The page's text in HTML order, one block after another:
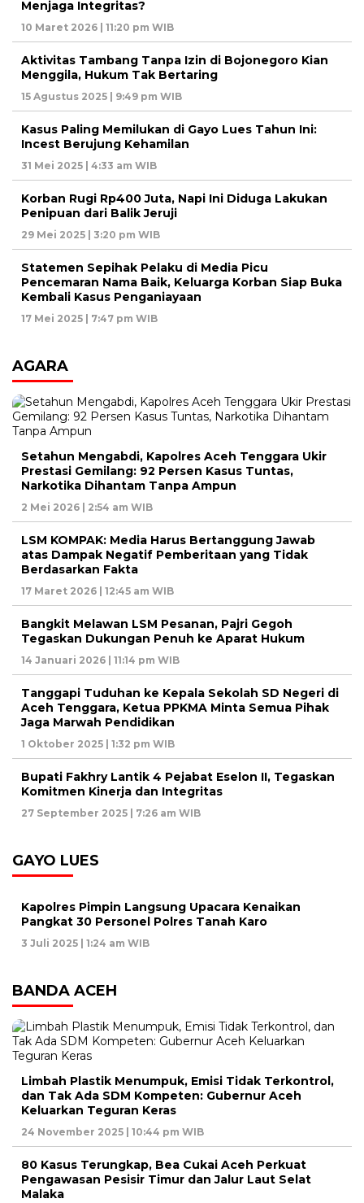
Menjaga Integritas?
10 Maret 2026 | 11:20 pm WIB
Aktivitas Tambang Tanpa Izin di Bojonegoro Kian
Menggila, Hukum Tak Bertaring
15 Agustus 2025 | 9:49 pm WIB
Kasus Paling Memilukan di Gayo Lues Tahun Ini:
Incest Berujung Kehamilan
31 Mei 2025 | 4:33 am WIB
Korban Rugi Rp400 Juta, Napi Ini Diduga Lakukan
Penipuan dari Balik Jeruji
29 Mei 2025 | 3:20 pm WIB
Statemen Sepihak Pelaku di Media Picu
Pencemaran Nama Baik, Keluarga Korban Siap Buka
Kembali Kasus Penganiayaan
17 Mei 2025 | 7:47 pm WIB
AGARA
Setahun Mengabdi, Kapolres Aceh Tenggara Ukir
Prestasi Gemilang: 92 Persen Kasus Tuntas,
Narkotika Dihantam Tanpa Ampun
2 Mei 2026 | 2:54 am WIB
LSM KOMPAK: Media Harus Bertanggung Jawab
atas Dampak Negatif Pemberitaan yang Tidak
Berdasarkan Fakta
17 Maret 2026 | 12:45 am WIB
Bangkit Melawan LSM Pesanan, Pajri Gegoh
Tegaskan Dukungan Penuh ke Aparat Hukum
14 Januari 2026 | 11:14 pm WIB
Tanggapi Tuduhan ke Kepala Sekolah SD Negeri di
Aceh Tenggara, Ketua PPKMA Minta Semua Pihak
Jaga Marwah Pendidikan
1 Oktober 2025 | 1:32 pm WIB
Bupati Fakhry Lantik 4 Pejabat Eselon II, Tegaskan
Komitmen Kinerja dan Integritas
27 September 2025 | 7:26 am WIB
GAYO LUES
Kapolres Pimpin Langsung Upacara Kenaikan
Pangkat 30 Personel Polres Tanah Karo
3 Juli 2025 | 1:24 am WIB
BANDA ACEH
Limbah Plastik Menumpuk, Emisi Tidak Terkontrol,
dan Tak Ada SDM Kompeten: Gubernur Aceh
Keluarkan Teguran Keras
24 November 2025 | 10:44 pm WIB
80 Kasus Terungkap, Bea Cukai Aceh Perkuat
Pengawasan Pesisir Timur dan Jalur Laut Selat
Malaka